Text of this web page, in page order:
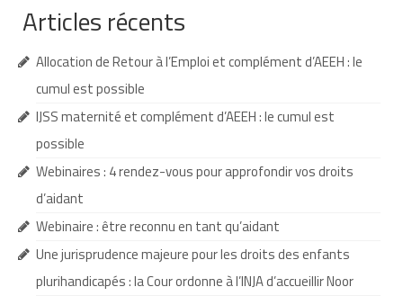
Education nationale : ASH
Scolarisation : conseils pour obtenir une
décision favorable
AESH et équipe éducative
Que faire en cas d’absence de l’AESH ?
Jurisprudence
Articles récents
Allocation de Retour à l’Emploi et complément d’AEEH : le
cumul est possible
IJSS maternité et complément d’AEEH : le cumul est
possible
Webinaires : 4 rendez-vous pour approfondir vos droits
d’aidant
Webinaire : être reconnu en tant qu’aidant
Une jurisprudence majeure pour les droits des enfants
plurihandicapés : la Cour ordonne à l’INJA d’accueillir Noor